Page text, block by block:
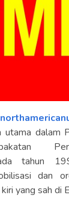
dalam
tahun
dan
yang sah di